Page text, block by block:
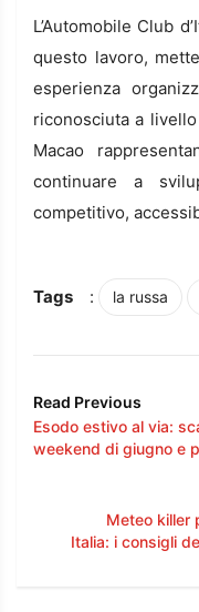
L’Automobile Club
questo lavoro,
esperienza
riconosciuta a
Macao
continuare a
competitivo,
Tags : la russa
Read Previous
Esodo estivo al via:
weekend di giugno e
Meteo killer
Italia: i consigli